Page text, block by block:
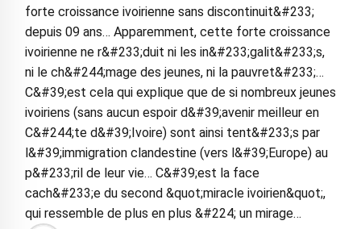
forte croissance ivoirienne sans discontinuit&#233;
depuis 09 ans… Apparemment, cette forte croissance
ivoirienne ne r&#233;duit ni les in&#233;galit&#233;s,
ni le ch&#244;mage des jeunes, ni la pauvret&#233;…
C&#39;est cela qui explique que de si nombreux jeunes
ivoiriens (sans aucun espoir d&#39;avenir meilleur en
C&#244;te d&#39;Ivoire) sont ainsi tent&#233;s par
l&#39;immigration clandestine (vers l&#39;Europe) au
p&#233;ril de leur vie… C&#39;est la face
cach&#233;e du second &quot;miracle ivoirien&quot;,
qui ressemble de plus en plus &#224; un mirage…